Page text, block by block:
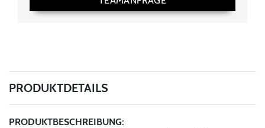
PRODUKTDETAILS
PRODUKTBESCHREIBUNG: